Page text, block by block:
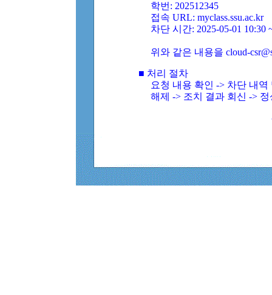
학번: 202512345
접속 URL: myclass.ssu.ac.kr
차단 시간: 2025-05-01 10:30
위와 같은 내용을 cloud-
■ 처리 절차
요청 내용 확인 -> 차단 내
해제 -> 조치 결과 회신 ->